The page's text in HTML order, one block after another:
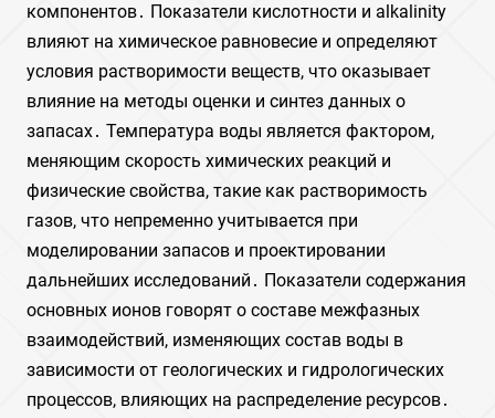
компонентов․ Показатели кислотности и alkalinity
влияют на химическое равновесие и определяют
условия растворимости веществ, что оказывает
влияние на методы оценки и синтез данных о
запасах․ Температура воды является фактором,
меняющим скорость химических реакций и
физические свойства, такие как растворимость
газов, что непременно учитывается при
моделировании запасов и проектировании
дальнейших исследований․ Показатели содержания
основных ионов говорят о составе межфазных
взаимодействий, изменяющих состав воды в
зависимости от геологических и гидрологических
процессов, влияющих на распределение ресурсов․